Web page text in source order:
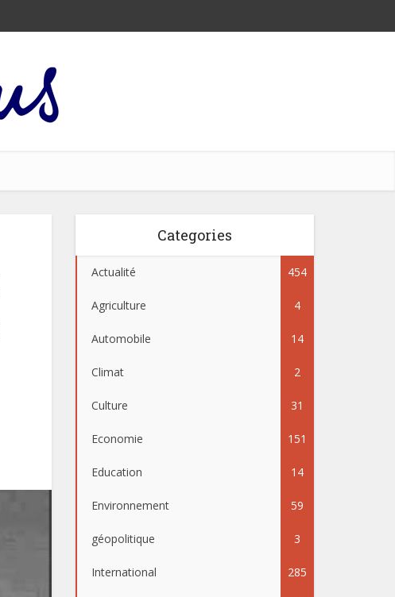
Categories
Actualité 454
Agriculture 4
Automobile 14
Climat 2
Culture 31
Economie 151
Education 14
Environnement 59
géopolitique 3
International 285